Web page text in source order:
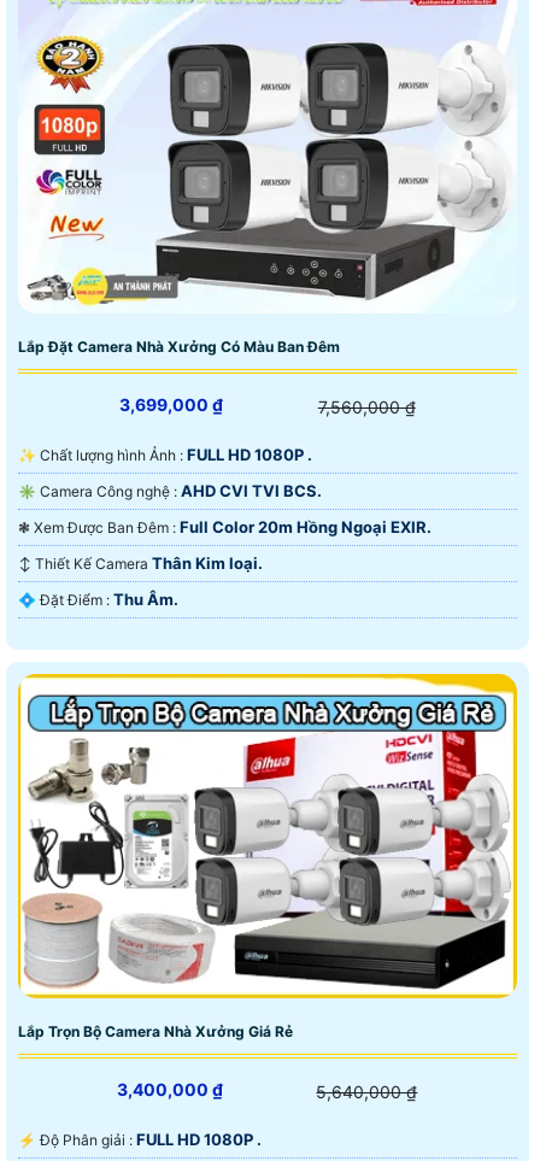
Lắp Đặt Camera Nhà Xưởng Có Màu Ban Đêm
3,699,000 ₫ 7,560,000 ₫
✨ Chất lượng hình Ảnh : FULL HD 1080P .
✳️ Camera Công nghệ : AHD CVI TVI BCS.
❃ Xem Được Ban Đêm : Full Color 20m Hồng Ngoại EXIR.
↕️ Thiết Kế Camera Thân Kim loại.
️💠 Đặt Điểm : Thu Âm.
Lắp Trọn Bộ Camera Nhà Xưởng Giá Rẻ
3,400,000 ₫ 5,640,000 ₫
️⚡ Độ Phân giải : FULL HD 1080P .